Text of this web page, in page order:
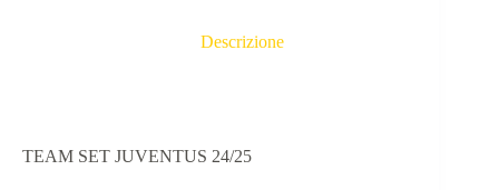
Descrizione
TEAM SET JUVENTUS 24/25